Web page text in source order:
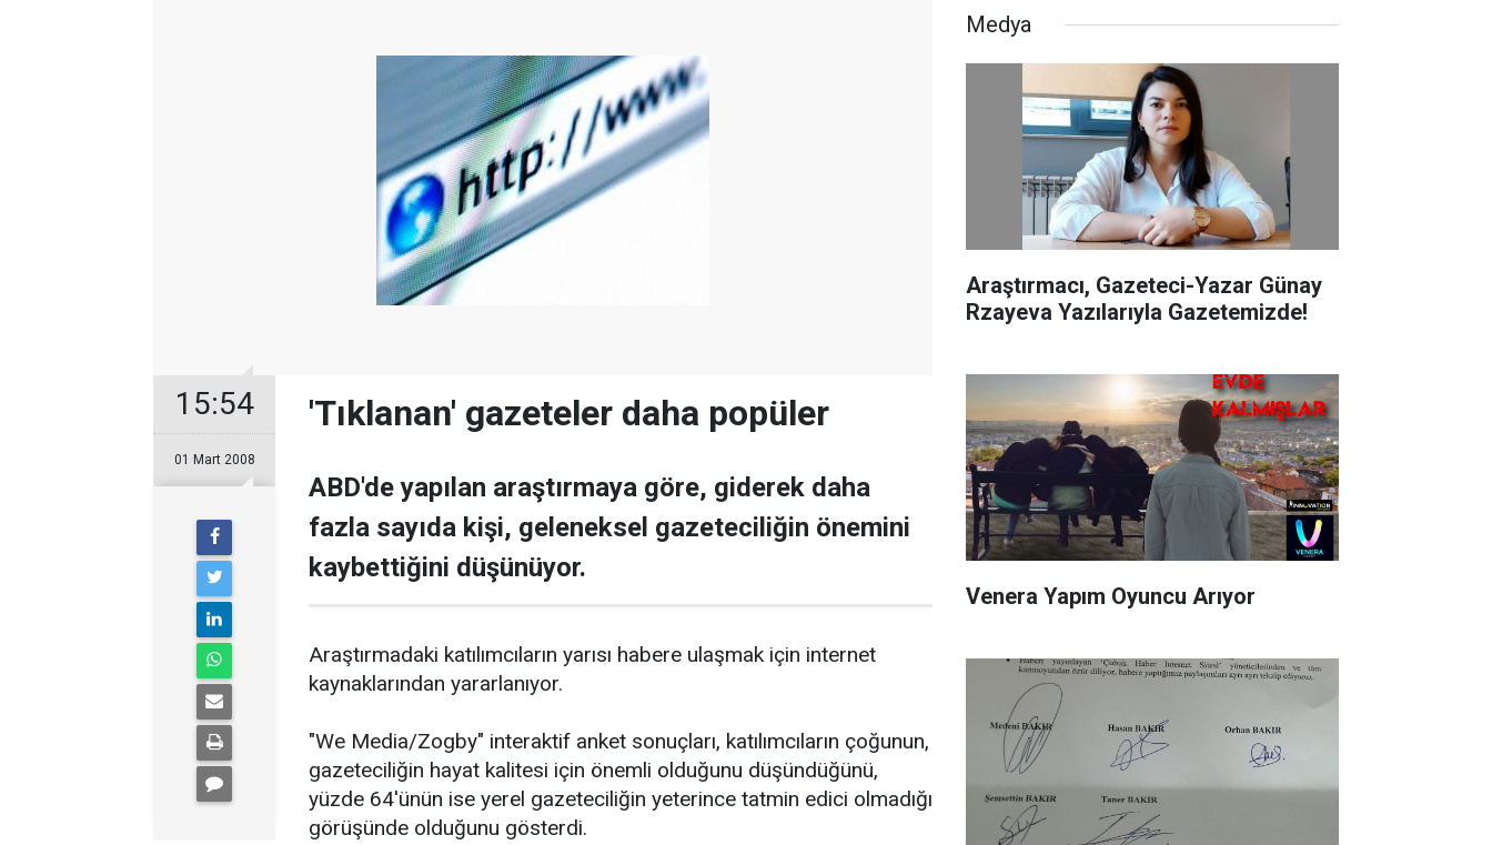
15:54
01 Mart 2008
'Tıklanan' gazeteler daha popüler
ABD'de yapılan araştırmaya göre, giderek daha
fazla sayıda kişi, geleneksel gazeteciliğin önemini
kaybettiğini düşünüyor.
Araştırmadaki katılımcıların yarısı habere ulaşmak için internet
kaynaklarından yararlanıyor.
"We Media/Zogby" interaktif anket sonuçları, katılımcıların çoğunun,
gazeteciliğin hayat kalitesi için önemli olduğunu düşündüğünü,
yüzde 64'ünün ise yerel gazeteciliğin yeterince tatmin edici olmadığı
görüşünde olduğunu gösterdi.
Medya
Araştırmacı, Gazeteci-Yazar Günay
Rzayeva Yazılarıyla Gazetemizde!
Venera Yapım Oyuncu Arıyor